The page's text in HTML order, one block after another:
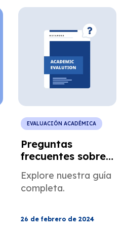
EVALUACIÓN ACADÉMICA
Preguntas
frecuentes sobre
académicas
Explore nuestra guía
completa.
26 de febrero de 2024